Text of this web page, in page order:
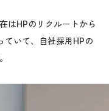
はHPのリクルートから
ていて、自社採用HPの